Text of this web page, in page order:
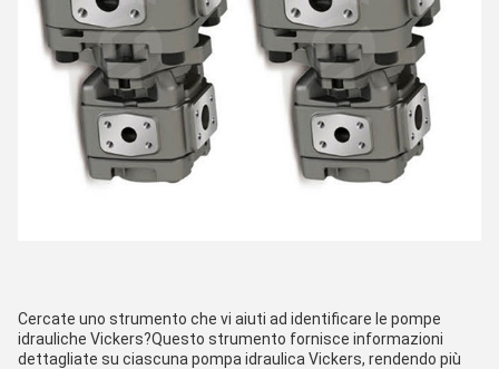
Cercate uno strumento che vi aiuti ad identificare le pompe
idrauliche Vickers?Questo strumento fornisce informazioni
dettagliate su ciascuna pompa idraulica Vickers, rendendo più